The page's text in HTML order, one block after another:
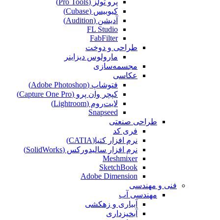
کیوبیس (Cubase‎)
آدیشن (Audition)
FL Studio
FabFilter
طراحی و دوخت
مارولوس دیزاینر
مجسمه‌سازی‌
عکاسی
فتوشاپ (Adobe Photoshop)
کپچر وان پرو (Capture One Pro)
لایت‌روم (Lightroom)
Snapseed
طراحی صنعتی
فری کد
نرم افزار کتیا(CATIA)
نرم افزار سالیدورکس (SolidWorks)
Meshmixer
SketchBook
Adobe Dimension
فنی و مهندسی
مهندسی آب
آبیاری و زهکشی
آبخیزداری